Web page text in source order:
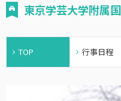
東京学芸大学附属
TOP 行事日程